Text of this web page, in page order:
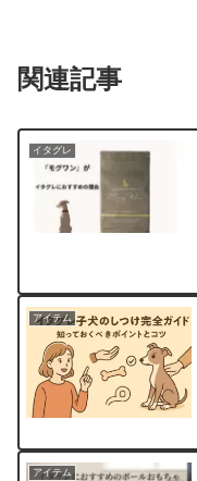
関連記事
イタグレ
アイテム
アイテム